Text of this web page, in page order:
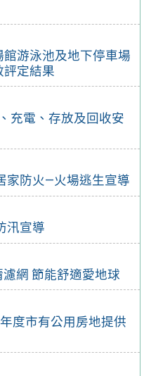
游泳池及地下停車場
評定結果
充電、存放及回收安
家防火—火場逃生宣導
汛宣導
網 節能舒適愛地球
度市有公用房地提供